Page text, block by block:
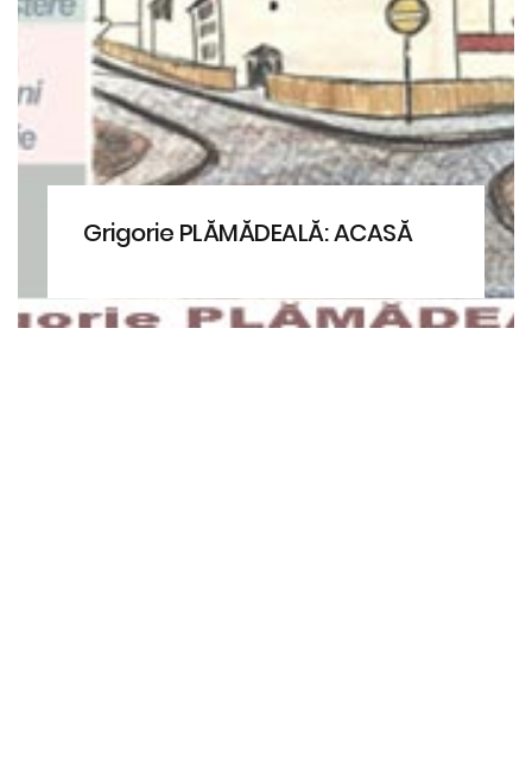
Grigorie PLĂMĂDEALĂ: ACASĂ